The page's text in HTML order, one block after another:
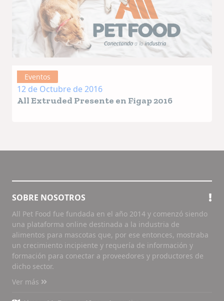
Eventos
12 de Octubre de 2016
All Extruded Presente en Figap 2016
SOBRE NOSOTROS
All Pet Food fue fundada en el año 2014 y comenzó siendo
una plataforma online destinada a la industria de
alimentos para mascotas que, por ese entonces, mostraba
un crecimiento incipiente y requería de información y
formación para conectar a proveedores y productores de
dicho sector.
Ver más